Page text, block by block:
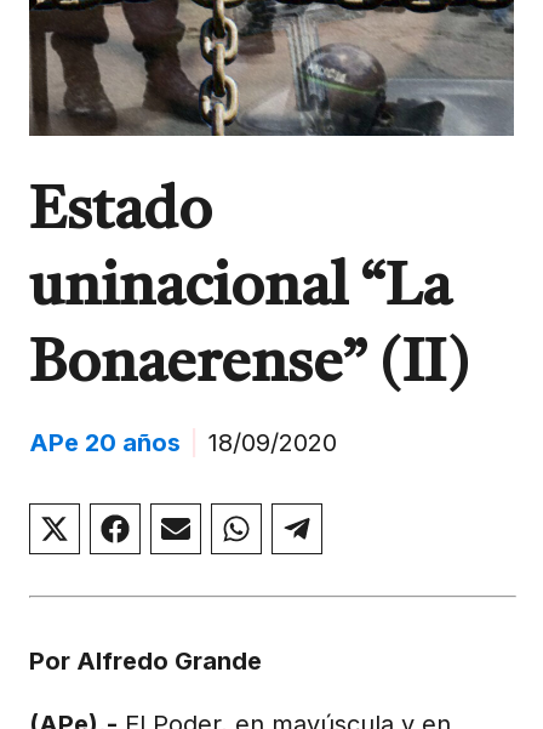
Estado
uninacional “La
Bonaerense” (II)
APe 20 años 18/09/2020
Compartir
en
(Twitter)
Compartir
en
Compartir
en
Compartir
en
Compartir
en
Por Alfredo Grande